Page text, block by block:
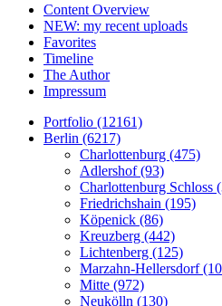
Content Overview
NEW: my recent uploads
Favorites
Timeline
The Author
Impressum
Portfolio (12161)
Berlin (6217)
Charlottenburg (475)
Adlershof (93)
Charlottenburg Schloss
Friedrichshain (195)
Köpenick (86)
Kreuzberg (442)
Lichtenberg (125)
Marzahn-Hellersdorf
Mitte (972)
Neukölln (130)